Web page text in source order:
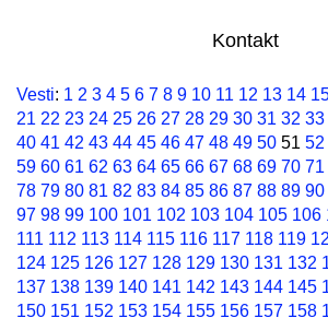
Kontakt
Vesti: 1 2 3 4 5 6 7 8 9 10 11 12 13 14
21 22 23 24 25 26 27 28 29 30 31 32 33
40 41 42 43 44 45 46 47 48 49 50 51 52
59 60 61 62 63 64 65 66 67 68 69 70 71
78 79 80 81 82 83 84 85 86 87 88 89 90
97 98 99 100 101 102 103 104 105 106
111 112 113 114 115 116 117 118 119
124 125 126 127 128 129 130 131 132
137 138 139 140 141 142 143 144 145
150 151 152 153 154 155 156 157 158